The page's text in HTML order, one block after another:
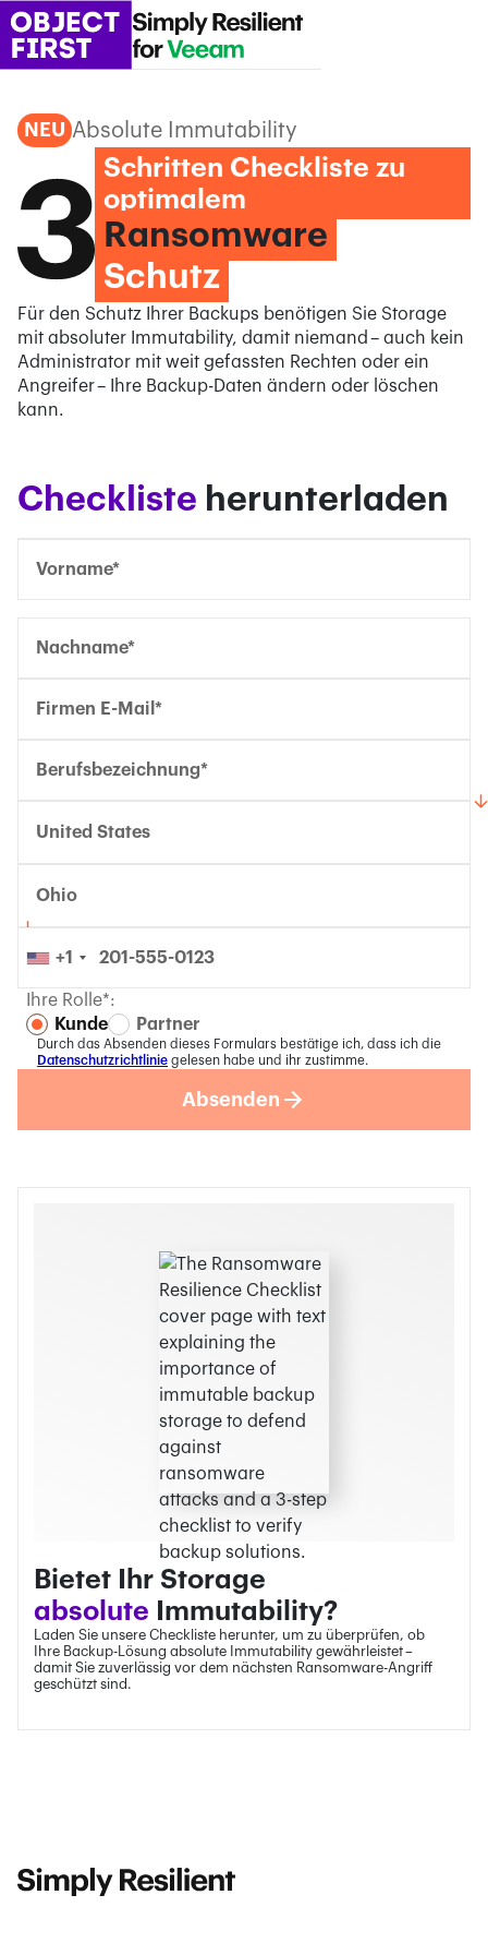
NEU Absolute Immutability
Schritten Checkliste zu
optimalem
Ransomware
Schutz
Für den Schutz Ihrer Backups benötigen Sie Storage
mit absoluter Immutability, damit niemand – auch kein
Administrator mit weit gefassten Rechten oder ein
Angreifer – Ihre Backup-Daten ändern oder löschen
kann.
Checkliste herunterladen
Confirm Email*
United States
Confirm Email*
Ohio
+1
Ihre Rolle*:
Kunde
Partner
Durch das Absenden dieses Formulars bestätige ich, dass ich die
Datenschutzrichtlinie gelesen habe und ihr zustimme.
Partner Portal
Absenden
Bietet Ihr Storage
absolute Immutability?
Laden Sie unsere Checkliste herunter, um zu überprüfen, ob
Ihre Backup-Lösung absolute Immutability gewährleistet –
damit Sie zuverlässig vor dem nächsten Ransomware-Angriff
geschützt sind.